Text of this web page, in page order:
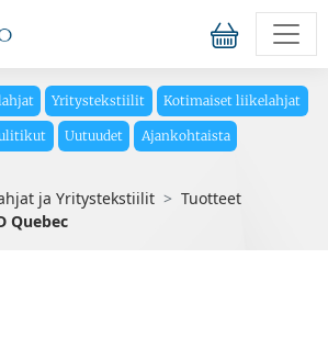
Yritystekstiilit Kotimaiset liikelahjat
Uutuudet Ajankohtaista
ja Yritystekstiilit
Tuotteet
Quebec